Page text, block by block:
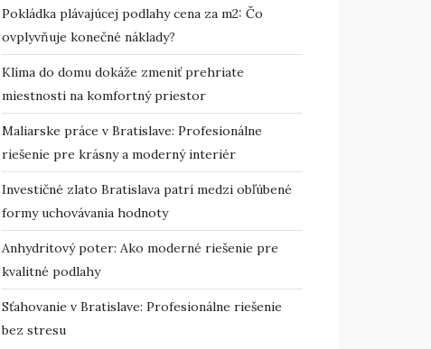
Pokládka plávajúcej podlahy cena za m2: Čo
ovplyvňuje konečné náklady?
Klíma do domu dokáže zmeniť prehriate
miestnosti na komfortný priestor
Maliarske práce v Bratislave: Profesionálne
riešenie pre krásny a moderný interiér
Investičné zlato Bratislava patrí medzi obľúbené
formy uchovávania hodnoty
Anhydritový poter: Ako moderné riešenie pre
kvalitné podlahy
Sťahovanie v Bratislave: Profesionálne riešenie
bez stresu